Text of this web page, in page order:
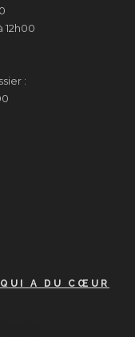
12h00
:
A DU CŒUR